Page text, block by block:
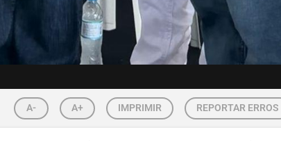
A- A+ IMPRIMIR REPORTAR ERROS